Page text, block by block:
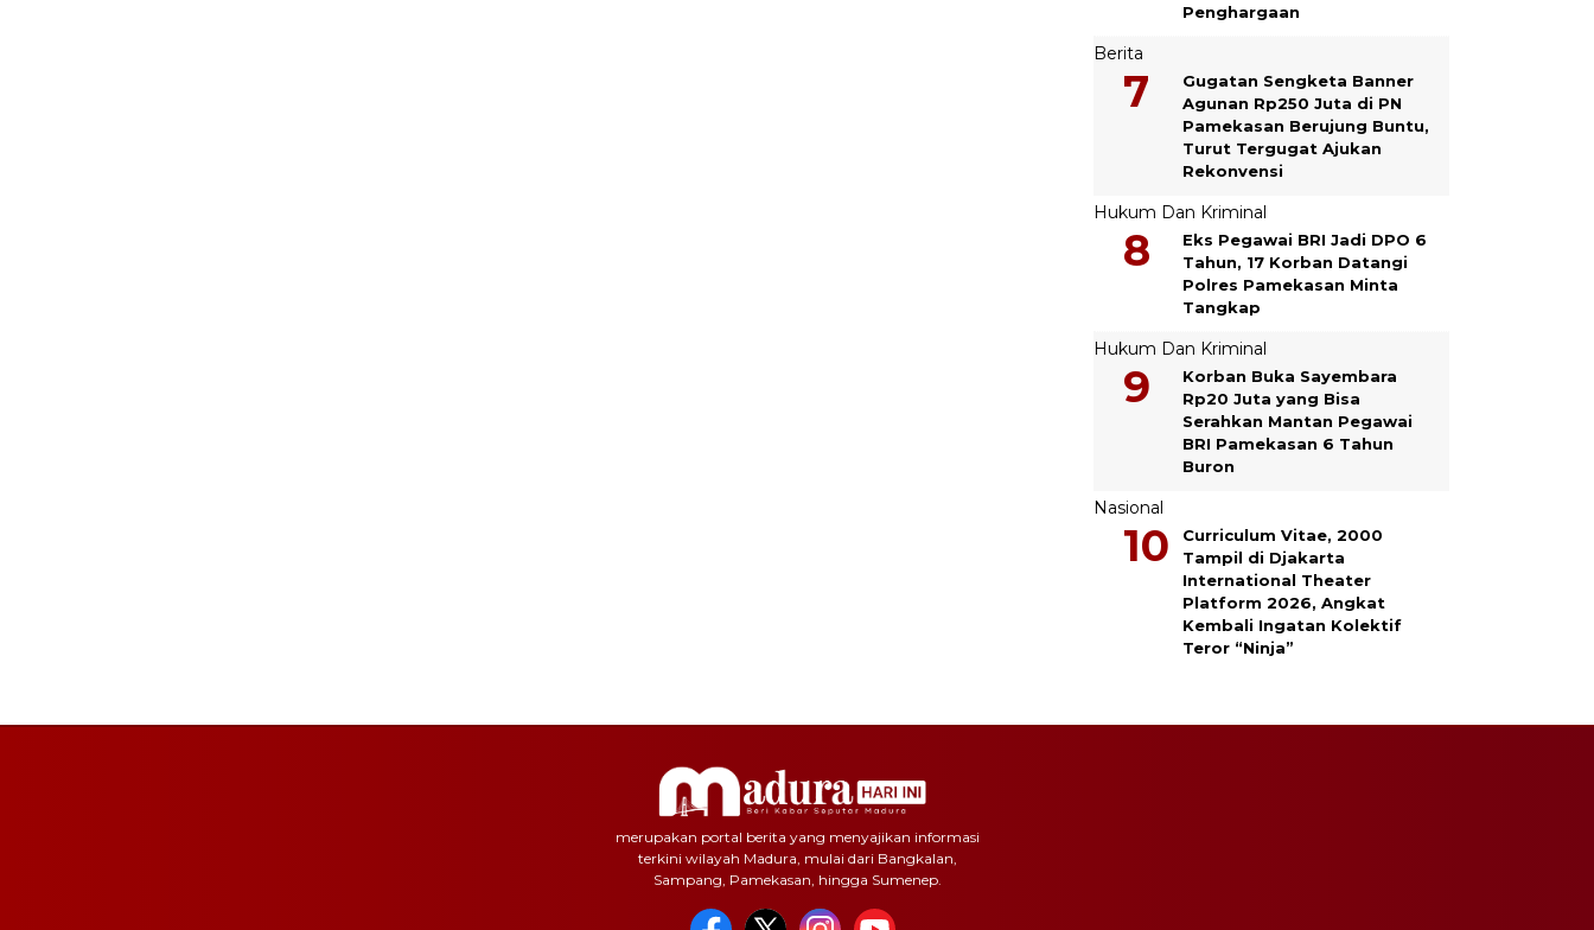
Penghargaan
Berita
Gugatan Sengketa Banner
Agunan Rp250 Juta di PN
Pamekasan Berujung Buntu,
Turut Tergugat Ajukan
Rekonvensi
Hukum Dan Kriminal
Eks Pegawai BRI Jadi DPO 6
Tahun, 17 Korban Datangi
Polres Pamekasan Minta
Tangkap
Hukum Dan Kriminal
Korban Buka Sayembara
Rp20 Juta yang Bisa
Serahkan Mantan Pegawai
BRI Pamekasan 6 Tahun
Buron
Nasional
Curriculum Vitae, 2000
Tampil di Djakarta
International Theater
Platform 2026, Angkat
Kembali Ingatan Kolektif
Teror “Ninja”
merupakan portal berita yang menyajikan informasi
terkini wilayah Madura, mulai dari Bangkalan,
Sampang, Pamekasan, hingga Sumenep.